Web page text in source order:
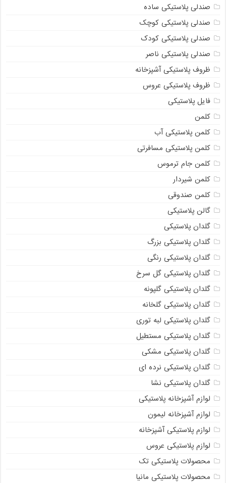
صندلی پلاستیکی ساده
صندلی پلاستیکی کوچک
صندلی پلاستیکی کودک
صندلی پلاستیکی ناصر
ظروف پلاستیکی آشپزخانه
ظروف پلاستیکی عروس
فایل پلاستیکی
کلمن
کلمن پلاستیکی آب
کلمن پلاستیکی مسافرتی
کلمن جام ترموس
کلمن شیردار
کلمن صندوقی
گالن پلاستیکی
گلدان پلاستیکی
گلدان پلاستیکی بزرگ
گلدان پلاستیکی رنگی
گلدان پلاستیکی گل سرخ
گلدان پلاستیکی گلپونه
گلدان پلاستیکی گلخانه
گلدان پلاستیکی لبه توری
گلدان پلاستیکی مستطیل
گلدان پلاستیکی مشکی
گلدان پلاستیکی نرده ای
گلدان پلاستیکی نشا
لوازم آشپزخانه پلاستیکی
لوازم آشپزخانه لیمون
لوازم پلاستیکی آشپزخانه
لوازم پلاستیکی عروس
محصولات پلاستیکی تک
محصولات پلاستیکی مانیا